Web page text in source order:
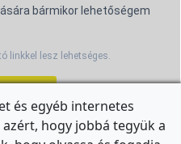
bármikor lehetőségem
linkkel lesz lehetséges.
HERE.
és egyéb internetes
hogy jobbá tegyük a